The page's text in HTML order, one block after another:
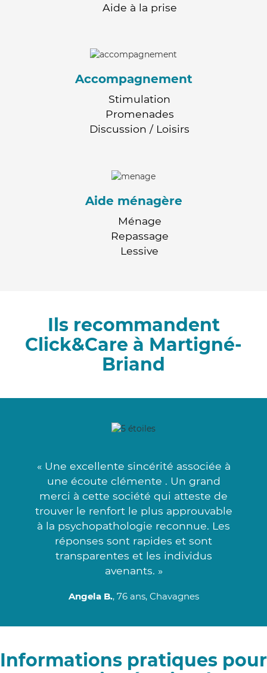
Aide à la prise
Accompagnement
Stimulation
Promenades
Discussion / Loisirs
Aide ménagère
Ménage
Repassage
Lessive
Ils recommandent
Click&Care à Martigné-
Briand
« Une excellente sincérité associée à
une écoute clémente . Un grand
merci à cette société qui atteste de
trouver le renfort le plus approuvable
à la psychopathologie reconnue. Les
réponses sont rapides et sont
transparentes et les individus
avenants. »
Angela B., 76 ans, Chavagnes
Informations pratiques pour